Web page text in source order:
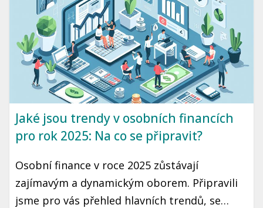
kontextu.
Jaké jsou trendy v osobních financích
pro rok 2025: Na co se připravit?
Osobní finance v roce 2025 zůstávají
zajímavým a dynamickým oborem. Připravili
jsme pro vás přehled hlavních trendů, se